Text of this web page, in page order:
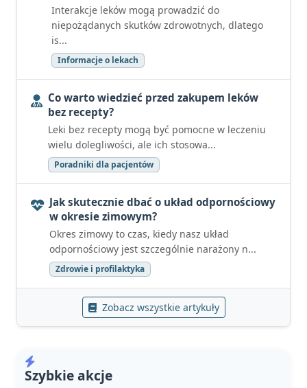
Interakcje leków mogą prowadzić do
niepożądanych skutków zdrowotnych, dlatego
is...
Informacje o lekach
Co warto wiedzieć przed zakupem leków
bez recepty?
Leki bez recepty mogą być pomocne w leczeniu
wielu dolegliwości, ale ich stosowa...
Poradniki dla pacjentów
Jak skutecznie dbać o układ odpornościowy
w okresie zimowym?
Okres zimowy to czas, kiedy nasz układ
odpornościowy jest szczególnie narażony n...
Zdrowie i profilaktyka
Zobacz wszystkie artykuły
Szybkie akcje